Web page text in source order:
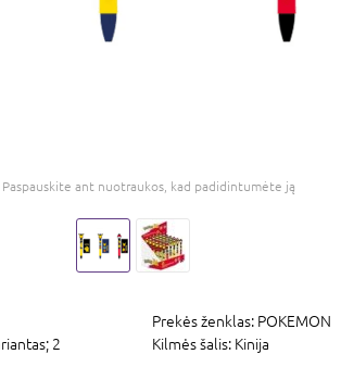
Paspauskite ant nuotraukos, kad padidintumėte ją
Prekės ženklas: POKEMON
2
Kilmės šalis: Kinija